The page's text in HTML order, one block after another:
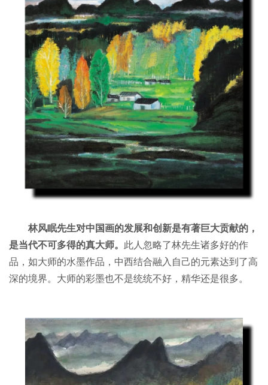
林风眠先生对中国画的发展和创新是有著巨大贡献的，
是当代不可多得的真大师。 此人忽略了林先生诸多好的作
品，如大师的水墨作品，中西结合融入自己的元素达到了高
深的境界。大师的彩墨也不是统统不好，精华还是很多。